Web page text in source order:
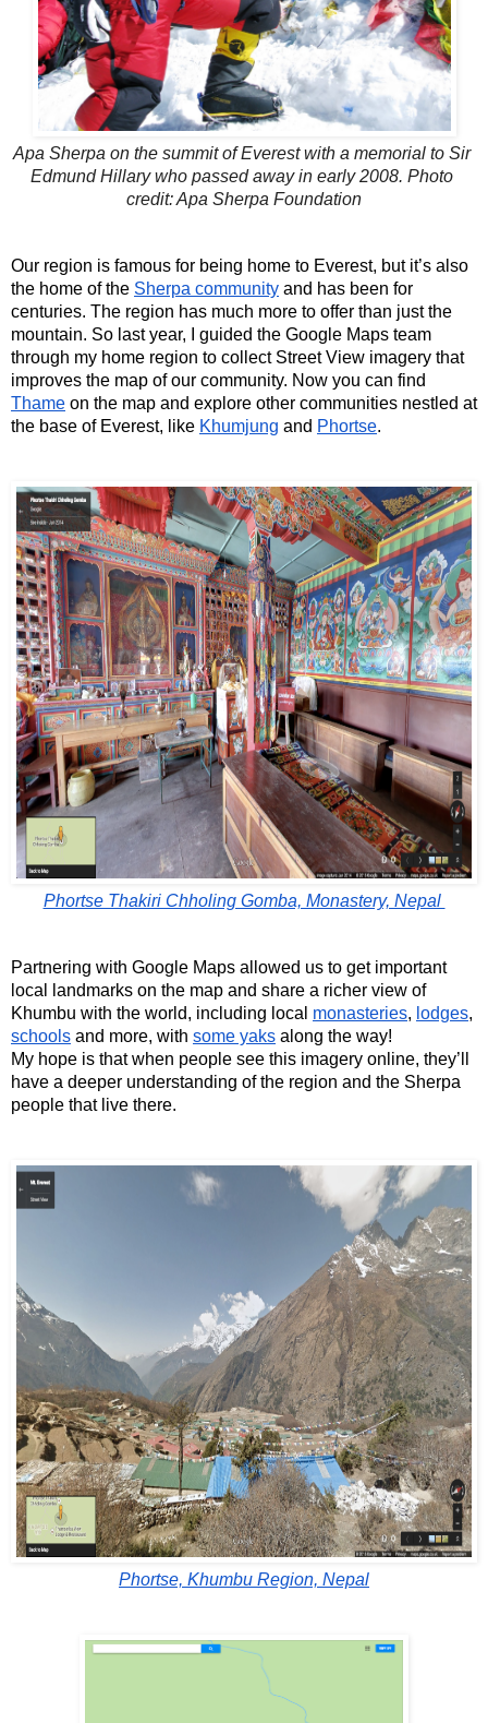
Apa Sherpa on the summit of Everest with a memorial to Sir
Edmund Hillary who passed away in early 2008. Photo
credit: Apa Sherpa Foundation
Our region is famous for being home to Everest, but it’s also
the home of the Sherpa community and has been for
centuries. The region has much more to offer than just the
mountain. So last year, I guided the Google Maps team
through my home region to collect Street View imagery that
Thame on the map and explore other communities nestled at
the base of Everest, like Khumjung and Phortse.
Phortse Thakiri Chholing Gomba, Monastery, Nepal
Partnering with Google Maps allowed us to get important
local landmarks on the map and share a richer view of
Khumbu with the world, including local monasteries, lodges
schools and more, with some yaks along the way!
My hope is that when people see this imagery online, they’ll
have a deeper understanding of the region and the Sherpa
people that live there.
Phortse, Khumbu Region, Nepal